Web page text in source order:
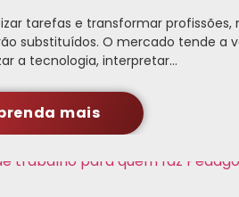
tarefas e transformar profissões,
substituídos. O mercado tende a
a tecnologia, interpretar…
mais